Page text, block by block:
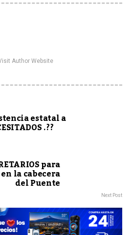
Author Website
estatal a
.??
para
la cabecera
del Puente
Next Post